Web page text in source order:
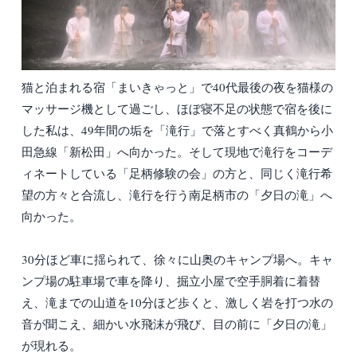
猫と泊まれる宿「まいきゃっと」で40代最後の夜を猫様の
マッサージ機として過ごし、ほぼ寝不足の状態で宿を後に
した私は、49年間の垢を「滝行」で落とすべく真鶴から小
田急線「新松田」へ向かった。そして現地で滝行をコーデ
ィネートしている「足柄修験の会」の方と、同じく滝行希
望の方々と合流し、滝行を行う南足柄市の「夕日の滝」へ
向かった。
30分ほど車に揺られて、徐々に山奥のキャンプ場へ。キャ
ンプ場の駐車場で車を降り、掘立小屋で空手胴着に着替
え、滝までの山道を10分ほど歩くと、激しく岩を打つ水の
音が聞こえ、細かい水飛沫が飛び、目の前に「夕日の滝」
が現れる。